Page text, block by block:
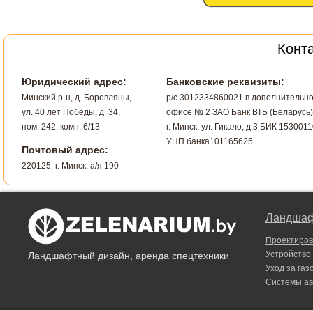
Юридический адрес:
Минский р-н, д. Боровляны,
ул. 40 лет Победы, д. 34,
пом. 242, комн. 6/13
Почтовый адрес:
220125, г. Минск, а/я 190
Банковские реквизиты:
р/с 3012334860021 в
офисе № 2 ЗАО Банк ВТБ
г. Минск, ул. Гикало, д.3 БИК
УНП банка101165625
Ландшафтный дизайн, аренда спецтехники
Устройство
Уход за
Системы